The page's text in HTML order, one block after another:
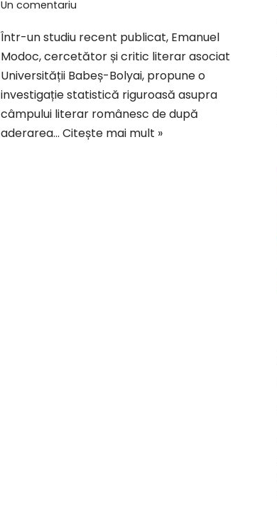
Un comentariu
Într-un studiu recent publicat, Emanuel
Modoc, cercetător și critic literar asociat
Universității Babeș-Bolyai, propune o
investigație statistică riguroasă asupra
câmpului literar românesc de după
aderarea… Citește mai mult »